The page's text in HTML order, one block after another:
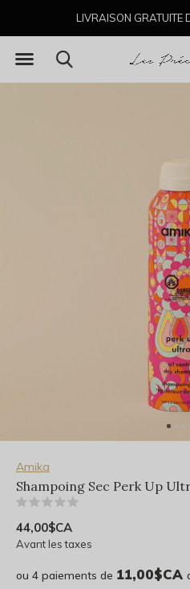
LIVRAISON GRATUITE
Amika
Shampoing Sec Perk Up
44,00$CA
Avant les taxes
ou 4 paiements de 11,00$CA